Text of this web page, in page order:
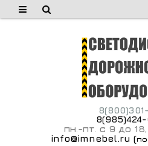
пн -пт с 9 до 18,
info@imnebel.ru (